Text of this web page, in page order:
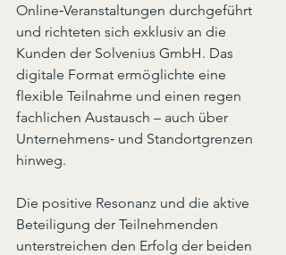
Online‑Veranstaltungen durchgeführt
und richteten sich exklusiv an die
Kunden der Solvenius GmbH. Das
digitale Format ermöglichte eine
flexible Teilnahme und einen regen
fachlichen Austausch – auch über
Unternehmens‑ und Standortgrenzen
hinweg.
Die positive Resonanz und die aktive
Beteiligung der Teilnehmenden
unterstreichen den Erfolg der beiden